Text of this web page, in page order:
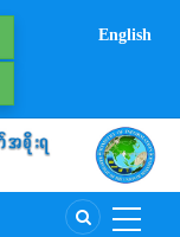
English